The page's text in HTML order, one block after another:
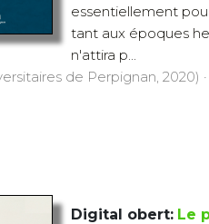
essentiellement
tant aux époques
n'attira p...
de Perpignan, 2020)
Digital obert: Le